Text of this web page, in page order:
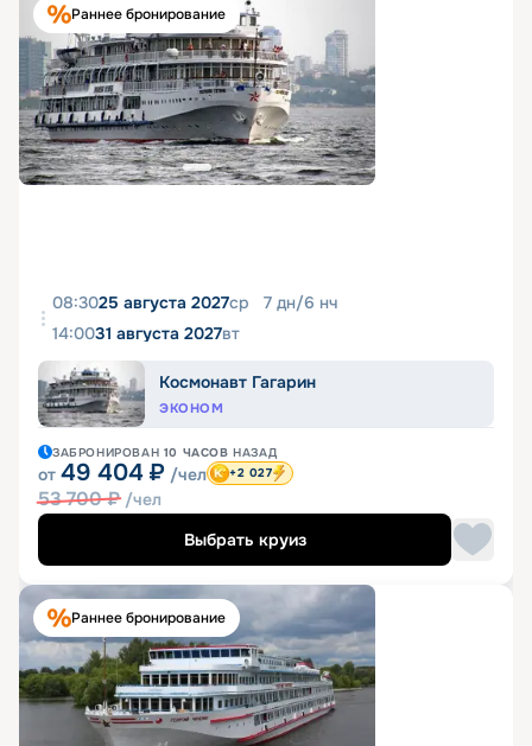
Раннее бронирование
08:3025 августа 2027ср 7 дн/6 нч
14:0031 августа 2027вт
Космонавт Гагарин
ЭКОНОМ
ЗАБРОНИРОВАН 10 ЧАСОВ НАЗАД
от 49 404 ₽ /чел
53 700₽ /чел
+2 027
Выбрать круиз
Раннее бронирование